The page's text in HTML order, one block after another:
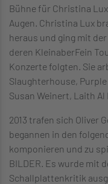
Bühne für Christina
Augen. Christina Lux
heraus und ging mit
deren KleinaberFein
Konzerte folgten. Sie
Slaughterhouse,
Susan Weinert, Laith Al
2013 trafen sich Oliver
begannen in den
komponieren und zu
BILDER. Es wurde mit
Schallplattenkritik